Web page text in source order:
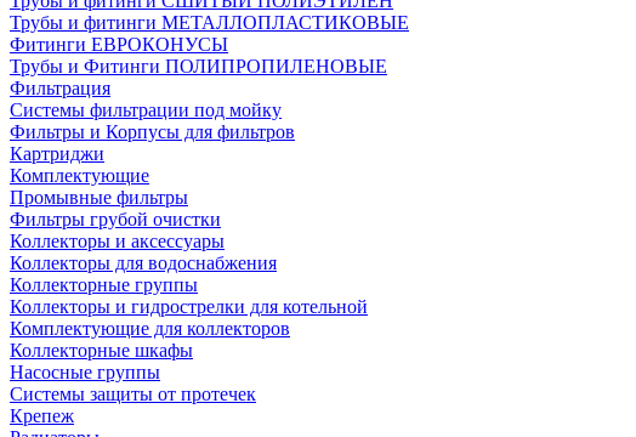
Трубы и фитинги МЕТАЛЛОПЛАСТИКОВЫЕ
Фитинги ЕВРОКОНУСЫ
Трубы и Фитинги ПОЛИПРОПИЛЕНОВЫЕ
Фильтрация
Системы фильтрации под мойку
Фильтры и Корпусы для фильтров
Картриджи
Комплектующие
Промывные фильтры
Фильтры грубой очистки
Коллекторы и аксессуары
Коллекторы для водоснабжения
Коллекторные группы
Коллекторы и гидрострелки для котельной
Комплектующие для коллекторов
Коллекторные шкафы
Насосные группы
Системы защиты от протечек
Крепеж